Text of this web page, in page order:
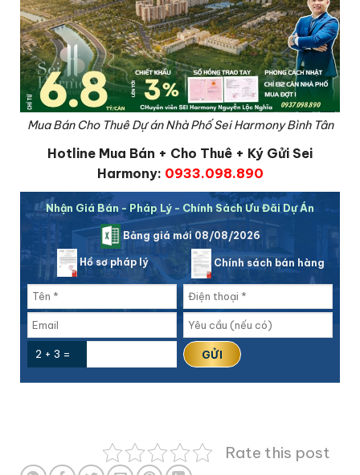
Mua Bán Cho Thuê Dự án Nhà Phố Sei Harmony Bình Tân
Hotline Mua Bán + Cho Thuê + Ký Gửi Sei
Harmony: 0933.098.890
Nhận Giá Bán - Pháp Lý - Chính Sách Ưu Đãi Dự Án
Bảng giá mới 08/08/2026
Hồ sơ pháp lý Chính sách bán hàng
2 + 3 =
Rate this post